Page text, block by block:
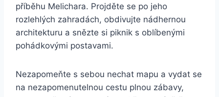
příběhu Melichara. Projděte se po ‍jeho
‍rozlehlých zahradách, obdivujte nádhernou
architekturu a​ snězte si piknik s oblíbenými
pohádkovými postavami.
Nezapomeňte s ⁣sebou nechat mapu a vydat se
na nezapomenutelnou ⁤cestu​ plnou zábavy,